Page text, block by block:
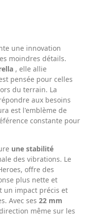
une innovation
moindres détails.
, elle allie
pensée pour celles
du terrain. La
aux besoins
est l'emblème de
constante pour
une stabilité
des vibrations. Le
offre des
plus nette et
un impact précis et
Avec ses 22 mm
même sur les